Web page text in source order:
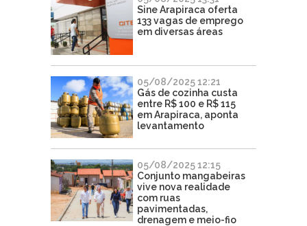
Sine Arapiraca oferta
133 vagas de emprego
em diversas áreas
05/08/2025 12:21
Gás de cozinha custa
entre R$ 100 e R$ 115
em Arapiraca, aponta
levantamento
05/08/2025 12:15
Conjunto mangabeiras
vive nova realidade
com ruas
pavimentadas,
drenagem e meio-fio